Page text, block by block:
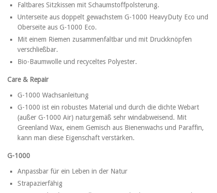
Faltbares Sitzkissen mit Schaumstoffpolsterung.
Unterseite aus doppelt gewachstem G-1000 HeavyDuty Eco und
Oberseite aus G-1000 Eco.
Mit einem Riemen zusammenfaltbar und mit Druckknöpfen
verschließbar.
Bio-Baumwolle und recyceltes Polyester.
Care & Repair
G-1000 Wachsanleitung
G-1000 ist ein robustes Material und durch die dichte Webart
(außer G-1000 Air) naturgemäß sehr windabweisend. Mit
Greenland Wax, einem Gemisch aus Bienenwachs und Paraffin,
kann man diese Eigenschaft verstärken.
G-1000
Anpassbar für ein Leben in der Natur
Strapazierfähig